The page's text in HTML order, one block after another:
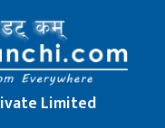
Limited